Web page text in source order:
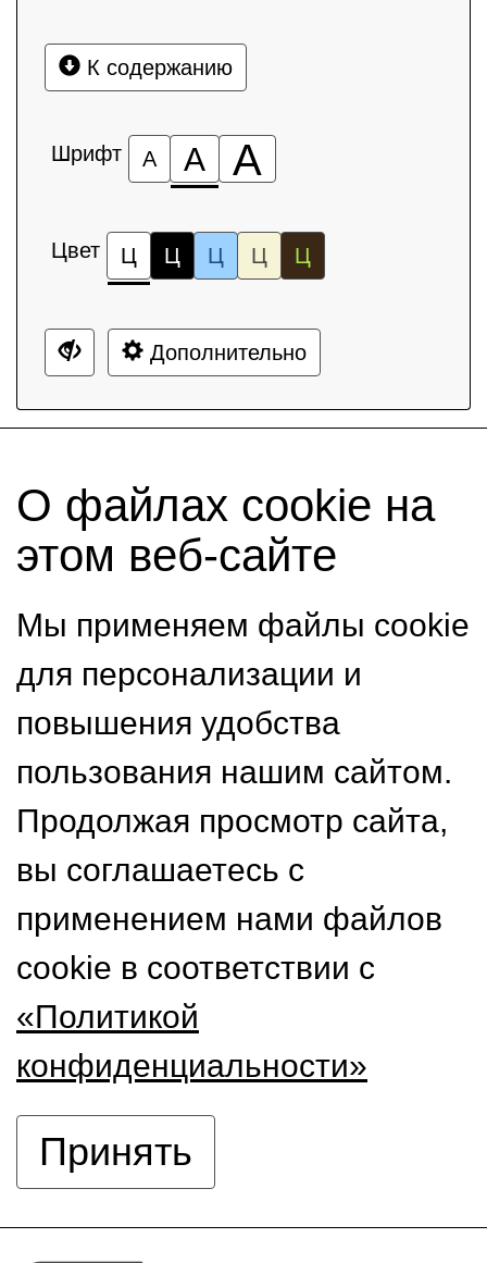
К содержанию
Шрифт А А А
Цвет Ц Ц Ц Ц Ц
Дополнительно
О файлах cookie на
этом веб-сайте
Мы применяем файлы cookie
для персонализации и
повышения удобства
пользования нашим сайтом.
Продолжая просмотр сайта,
вы соглашаетесь с
применением нами файлов
cookie в соответствии с
«Политикой
конфиденциальности»
Принять